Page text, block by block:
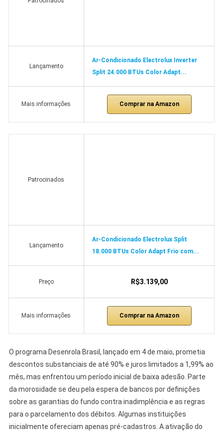
Lançamento
Ar-Condicionado Electrolux Inverter
Split 24.000 BTUs Color Adapt...
Mais informações Comprar na Amazon
Patrocinados
Lançamento
Ar-Condicionado Electrolux Split
18.000 BTUs Color Adapt Frio com...
Preço R$3.139,00
Mais informações Comprar na Amazon
O programa Desenrola Brasil, lançado em 4 de maio, prometia
descontos substanciais de até 90% e juros limitados a 1,99% ao
mês, mas enfrentou um período inicial de baixa adesão. Parte
da morosidade se deu pela espera de bancos por definições
sobre as garantias do fundo contra inadimplência e as regras
para o parcelamento dos débitos. Algumas instituições
inicialmente ofereciam apenas pré-cadastros. A ativação do